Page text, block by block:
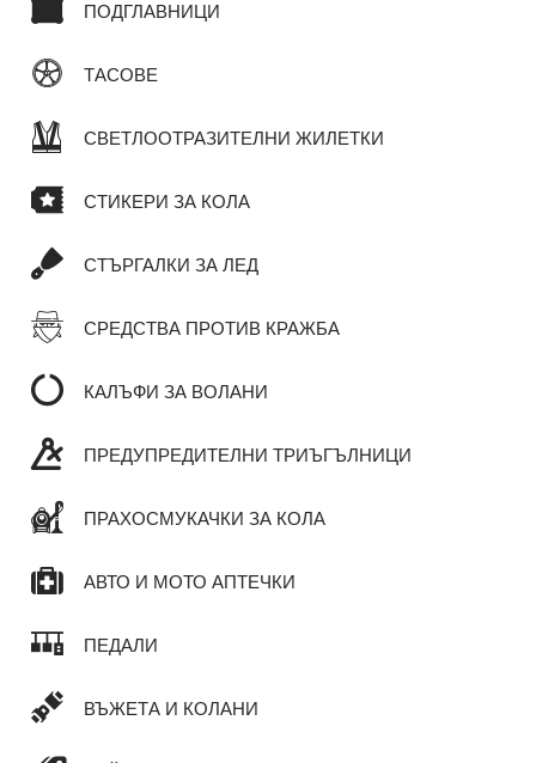
ПОДГЛАВНИЦИ
ТАСОВЕ
СВЕТЛООТРАЗИТЕЛНИ ЖИЛЕТКИ
СТИКЕРИ ЗА КОЛА
СТЪРГАЛКИ ЗА ЛЕД
СРЕДСТВА ПРОТИВ КРАЖБА
КАЛЪФИ ЗА ВОЛАНИ
ПРЕДУПРЕДИТЕЛНИ ТРИЪГЪЛНИЦИ
ПРАХОСМУКАЧКИ ЗА КОЛА
АВТО И МОТО АПТЕЧКИ
ПЕДАЛИ
ВЪЖЕТА И КОЛАНИ